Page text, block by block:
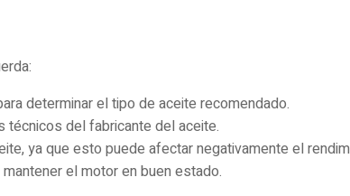
determinar el tipo de aceite recomendado.
del fabricante del aceite.
ya que esto puede afectar negativamente el
el motor en buen estado.